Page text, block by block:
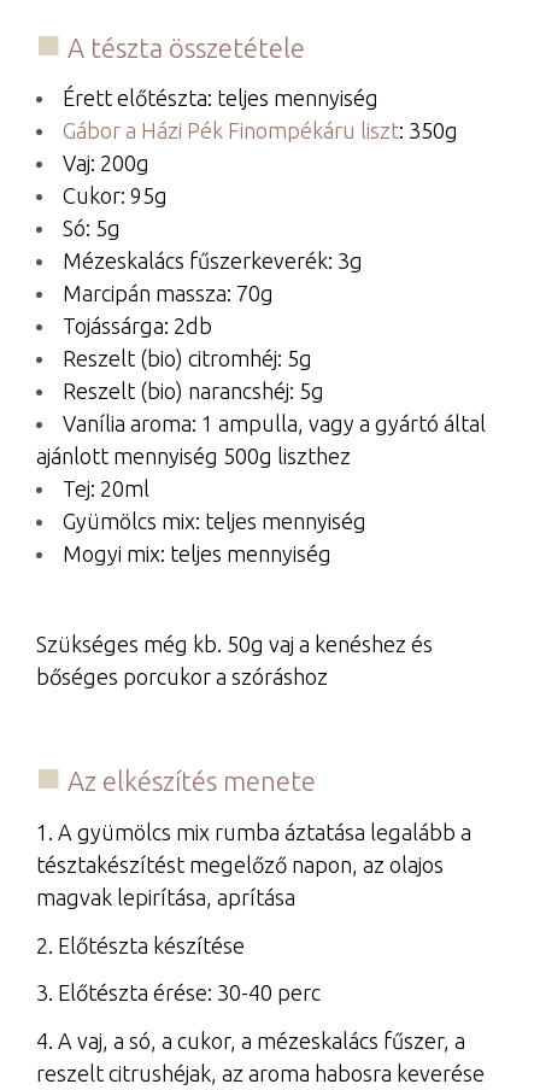
A tészta összetétele
Érett előtészta: teljes mennyiség
Gábor a Házi Pék Finompékáru liszt: 350g
Vaj: 200g
Cukor: 95g
Só: 5g
Mézeskalács fűszerkeverék: 3g
Marcipán massza: 70g
Tojássárga: 2db
Reszelt (bio) citromhéj: 5g
Reszelt (bio) narancshéj: 5g
Vanília aroma: 1 ampulla, vagy a gyártó által
ajánlott mennyiség 500g liszthez
Tej: 20ml
Gyümölcs mix: teljes mennyiség
Mogyi mix: teljes mennyiség
Szükséges még kb. 50g vaj a kenéshez és
bőséges porcukor a szóráshoz
Az elkészítés menete
1. A gyümölcs mix rumba áztatása legalább a
tésztakészítést megelőző napon, az olajos
magvak lepirítása, aprítása
2. Előtészta készítése
3. Előtészta érése: 30-40 perc
4. A vaj, a só, a cukor, a mézeskalács fűszer, a
reszelt citrushéjak, az aroma habosra keverése